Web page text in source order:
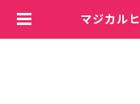
マジカル